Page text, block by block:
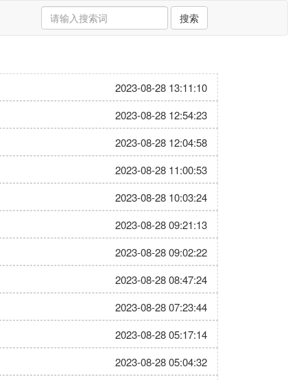
搜索
2023-08-28 13:11:10
2023-08-28 12:54:23
2023-08-28 12:04:58
2023-08-28 11:00:53
2023-08-28 10:03:24
2023-08-28 09:21:13
2023-08-28 09:02:22
2023-08-28 08:47:24
2023-08-28 07:23:44
2023-08-28 05:17:14
2023-08-28 05:04:32